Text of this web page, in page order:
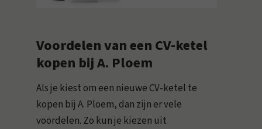
Voordelen van een CV-ketel
kopen bij A. Ploem
Als je kiest om een nieuwe CV-ketel te
kopen bij A. Ploem, dan zijn er vele
voordelen. Zo kun je kiezen uit